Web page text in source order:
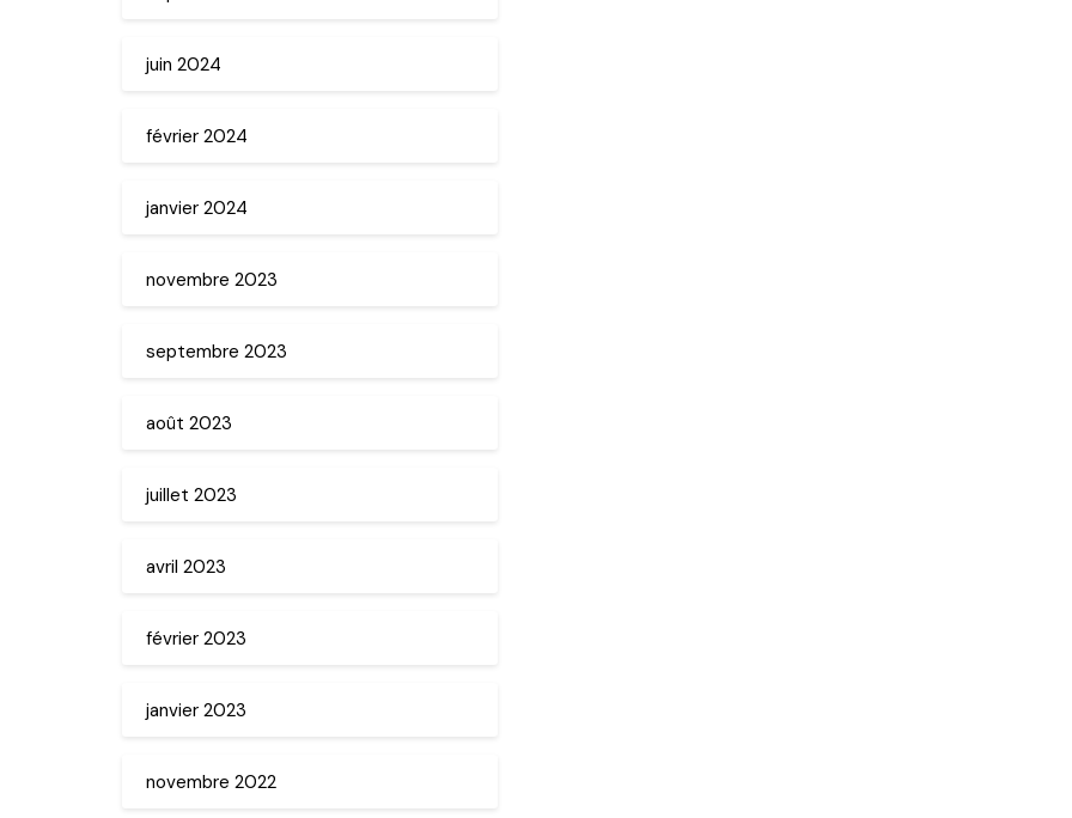
juin 2024
février 2024
janvier 2024
novembre 2023
septembre 2023
août 2023
juillet 2023
avril 2023
février 2023
janvier 2023
novembre 2022